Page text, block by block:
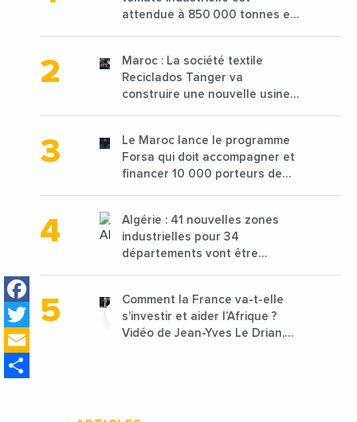
Facebook
Twitter
attendue à 850 000 tonnes en
Maroc : La société textile
Reciclados Tanger va
construire une nouvelle usine
Le Maroc lance le programme
Forsa qui doit accompagner et
financer 10 000 porteurs de
Algérie : 41 nouvelles zones
industrielles pour 34
départements vont être
Comment la France va-t-elle
s’investir et aider l’Afrique ?
Vidéo de Jean-Yves Le Drian,